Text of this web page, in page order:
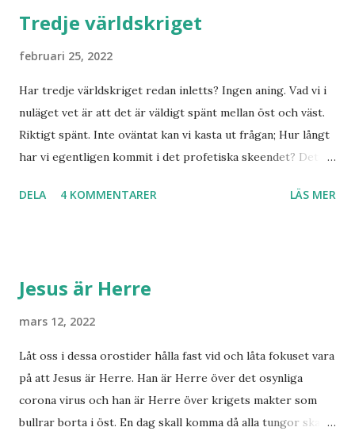
Tredje världskriget
februari 25, 2022
Har tredje världskriget redan inletts? Ingen aning. Vad vi i
nuläget vet är att det är väldigt spänt mellan öst och väst.
Riktigt spänt. Inte oväntat kan vi kasta ut frågan; Hur långt
har vi egentligen kommit i det profetiska skeendet? Det
särskilt långt kvar till Jesu tillkommelse. Finns det något
i Norge sett tredje världskriget bryta ut någon koppling
och gudsmannen Anton Johanson såg många syner och
uppenbarelser som redan skedde under hans egen levnad.
Han dog 1928. Skandinavien har knappast haft någon profet
av hans kaliber när det gäller drömmar och syner som just
DELA 4 KOMMENTARER LÄS MER
Jesus är Herre
mars 12, 2022
Låt oss i dessa orostider hålla fast vid och låta fokuset vara
på att Jesus är Herre. Han är Herre över det osynliga
corona virus och han är Herre över krigets makter som
bullrar borta i öst. En dag skall komma då alla tungor skall